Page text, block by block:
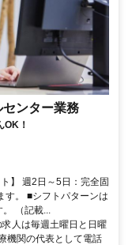
センター業務
！
】 週2日～5日：完全固
。ㅤ ■シフトパターンは
（記載...
人は毎週土曜日と日曜
機関の代表として電話